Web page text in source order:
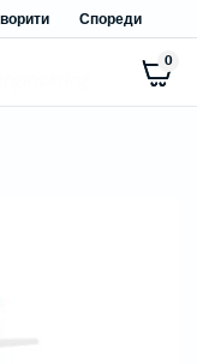
Спореди
0